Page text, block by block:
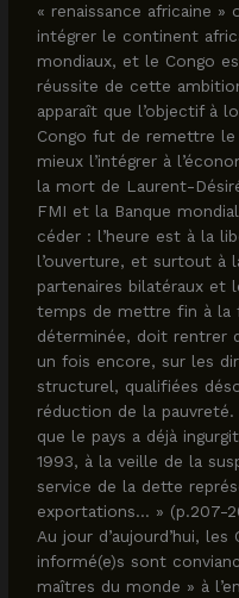
« renaissance africaine
intégrer le continent
mondiaux, et le Congo
réussite de cette
apparaît que l’objectif à
Congo fut de remettre
mieux l’intégrer à
la mort de Laurent-
FMI et la Banque
céder : l’heure est à la
l’ouverture, et surtout à
partenaires bilatéraux et
temps de mettre fin à la
déterminée, doit rentrer
un fois encore, sur les
structurel, qualifiées
réduction de la
que le pays a déjà
1993, à la veille de la
service de la dette
exportations… » (p.207-
Au jour d’aujourd’hui,
informé(e)s sont
maîtres du monde » à